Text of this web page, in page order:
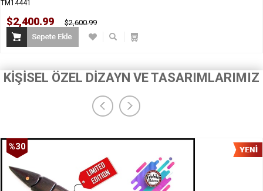
TM14441
$2,400.99 $2,600.99
KİŞİSEL ÖZEL DİZAYN VE TASARIMLARIMIZ
%30
İndirim